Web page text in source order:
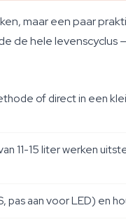
maar een paar
hele levenscyclus
of direct in een
11-15 liter werken
aan voor LED) en